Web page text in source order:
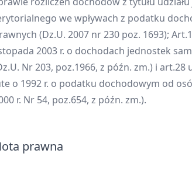
we wpływach z podatku
(Dz.U. 2007 nr 230 poz. 1693);
2003 r. o dochodach jednostek
Nr 203, poz.1966, z późn. zm.) i art.28
o 1992 r. o podatku dochodowym od
r. Nr 54, poz.654, z późn. zm.).
prawna